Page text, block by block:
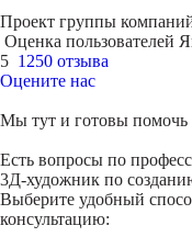
Проект группы
Оценка пользователей
5 1250 отзыва
Оцените нас
Мы тут и готовы помочь
Есть вопросы по
3Д-художник по
Выберите удобный
консультацию: